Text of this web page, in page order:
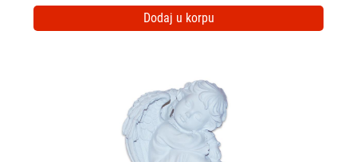
Dodaj u korpu